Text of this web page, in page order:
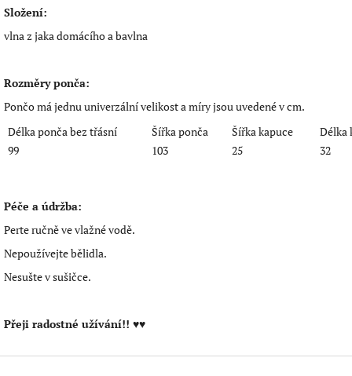
Složení:
vlna z jaka domácího a bavlna
Rozměry ponča:
Pončo má jednu univerzální velikost a míry jsou uvedené v cm.
Délka ponča bez třásní
Šířka ponča Šířka kapuce
Délka
99
103 25 32
Péče a údržba:
Perte ručně ve vlažné vodě.
Nepoužívejte bělidla.
Nesušte v sušičce.
Přeji radostné užívání!! ♥♥